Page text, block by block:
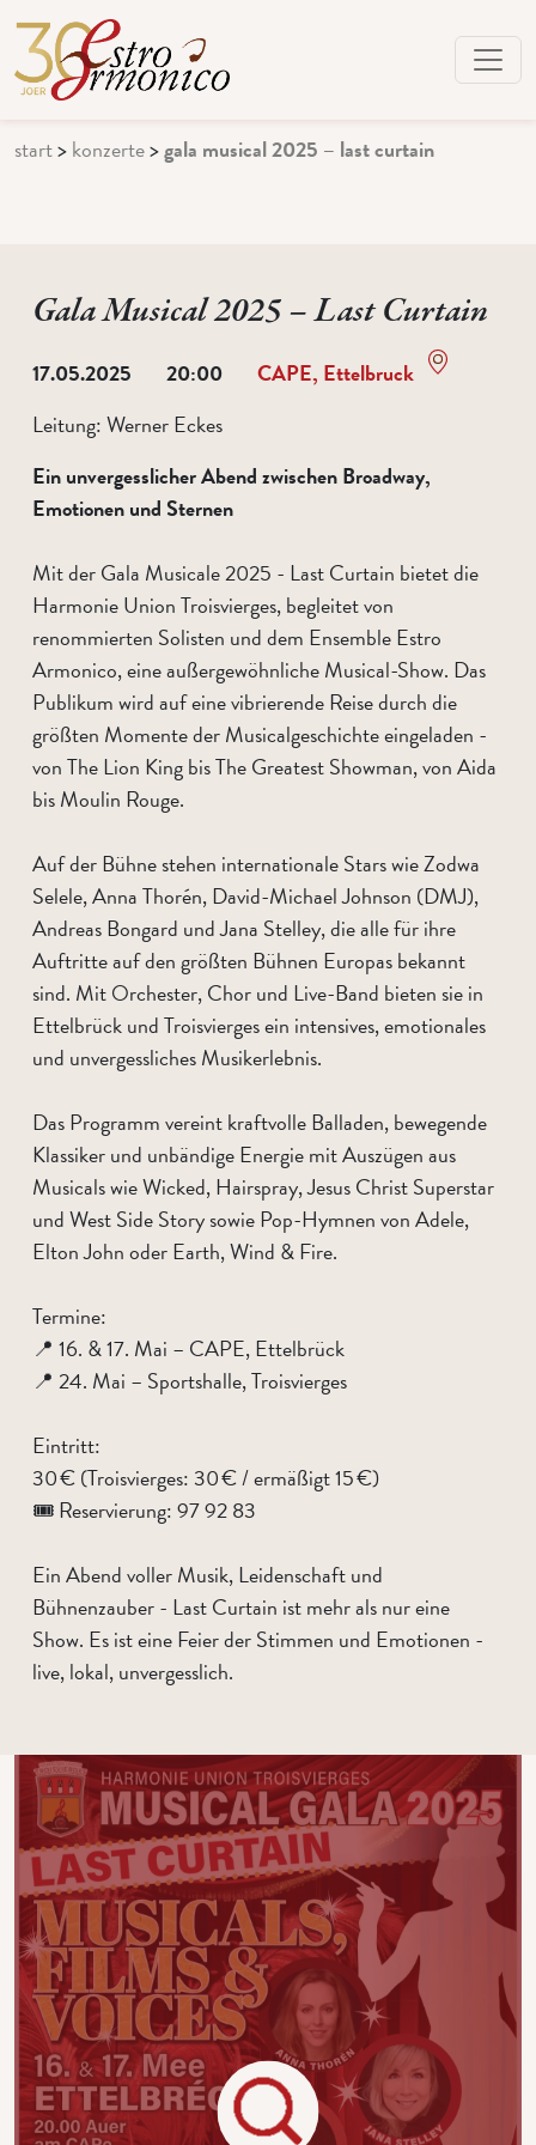
start>konzerte>gala musical 2025 – last curtain
Gala Musical 2025 – Last Curtain
17.05.2025 20:00
CAPE, Ettelbruck
Leitung:Werner Eckes
Ein unvergesslicher Abend zwischen Broadway,
Emotionen und Sternen
Mit der Gala Musicale 2025 - Last Curtain bietet die
Harmonie Union Troisvierges, begleitet von
renommierten Solisten und dem Ensemble Estro
Armonico, eine außergewöhnliche Musical-Show. Das
Publikum wird auf eine vibrierende Reise durch die
größten Momente der Musicalgeschichte eingeladen -
von The Lion King bis The Greatest Showman, von Aida
bis Moulin Rouge.
Auf der Bühne stehen internationale Stars wie Zodwa
Selele, Anna Thorén, David-Michael Johnson (DMJ),
Andreas Bongard und Jana Stelley, die alle für ihre
Auftritte auf den größten Bühnen Europas bekannt
sind. Mit Orchester, Chor und Live-Band bieten sie in
Ettelbrück und Troisvierges ein intensives, emotionales
und unvergessliches Musikerlebnis.
Das Programm vereint kraftvolle Balladen, bewegende
Klassiker und unbändige Energie mit Auszügen aus
Musicals wie Wicked, Hairspray, Jesus Christ Superstar
und West Side Story sowie Pop-Hymnen von Adele,
Elton John oder Earth, Wind & Fire.
Termine:
📍 16. & 17. Mai – CAPE, Ettelbrück
📍 24. Mai – Sportshalle, Troisvierges
Eintritt:
30 € (Troisvierges: 30 € / ermäßigt 15 €)
🎟 Reservierung: 97 92 83
Ein Abend voller Musik, Leidenschaft und
Bühnenzauber - Last Curtain ist mehr als nur eine
Show. Es ist eine Feier der Stimmen und Emotionen -
live, lokal, unvergesslich.